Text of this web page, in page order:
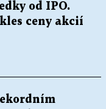
od IPO.
ceny akcií